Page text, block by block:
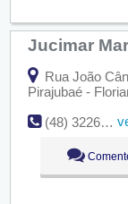
Jucimar
Rua João
Pirajubaé -
(48) 3226-1697